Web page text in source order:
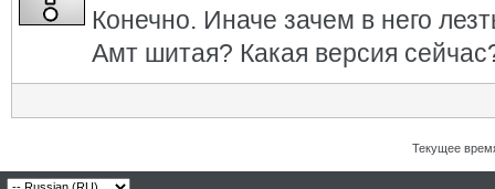
Конечно. Иначе зачем в него
Амт шитая? Какая версия
Текущее